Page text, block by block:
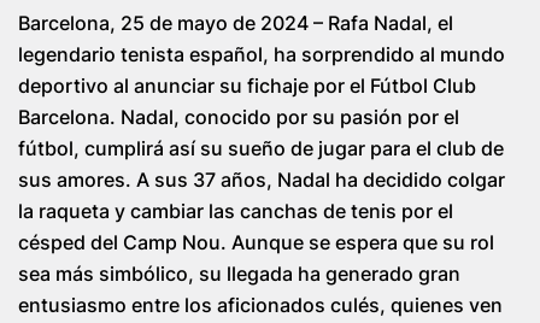
Barcelona, 25 de mayo de 2024 – Rafa Nadal, el
legendario tenista español, ha sorprendido al mundo
deportivo al anunciar su fichaje por el Fútbol Club
Barcelona. Nadal, conocido por su pasión por el
fútbol, cumplirá así su sueño de jugar para el club de
sus amores. A sus 37 años, Nadal ha decidido colgar
la raqueta y cambiar las canchas de tenis por el
césped del Camp Nou. Aunque se espera que su rol
sea más simbólico, su llegada ha generado gran
entusiasmo entre los aficionados culés, quienes ven